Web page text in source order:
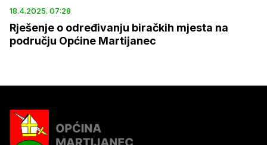
18.4.2025. 07:28
Rješenje o određivanju biračkih mjesta na
području Općine Martijanec